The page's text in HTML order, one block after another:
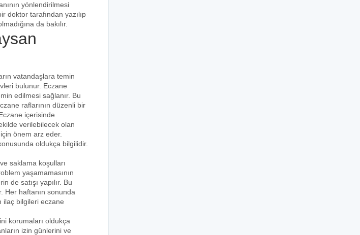
yönlendirilmesi
doktor tarafından yazılıp
da bakılır.
vatandaşlara temin
bulunur. Eczane
edilmesi sağlanır. Bu
raflarının düzenli bir
içerisinde
verilebilecek olan
önem arz eder.
oldukça bilgilidir.
saklama koşulları
yaşamamasının
de satışı yapılır. Bu
Her haftanın sonunda
ilaç bilgileri eczane
korumaları oldukça
izin günlerini ve